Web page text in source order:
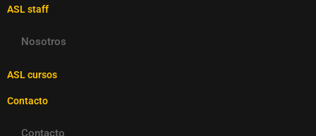
ASL staff
Nosotros
ASL cursos
Contacto
Contacto